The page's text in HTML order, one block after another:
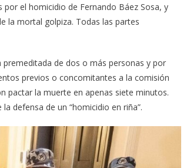
el homicidio de Fernando Báez Sosa, y
la mortal golpiza. Todas las partes
de dos o más personas y por
previos o concomitantes a la comisión
pactar la muerte en apenas siete minutos.
defensa de un “homicidio en riña”.